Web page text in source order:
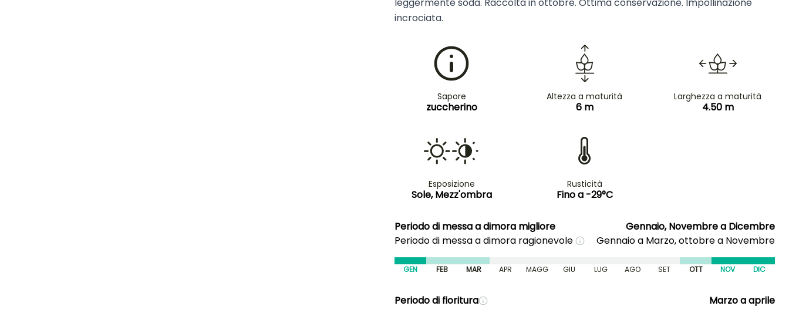
incrociata.
Sapore
zuccherino
Altezza a maturità
6 m
Larghezza a maturità
4.50 m
Esposizione
Sole, Mezz'ombra
Rusticità
Fino a -29°C
Periodo di messa a dimora migliore
Gennaio, Novembre a Dicembre
Periodo di messa a dimora ragionevole
Gennaio a Marzo, ottobre a Novembre
GEN FEB MAR APR MAGG GIU LUG AGO SET OTT NOV DIC
Periodo di fioritura Marzo a aprile